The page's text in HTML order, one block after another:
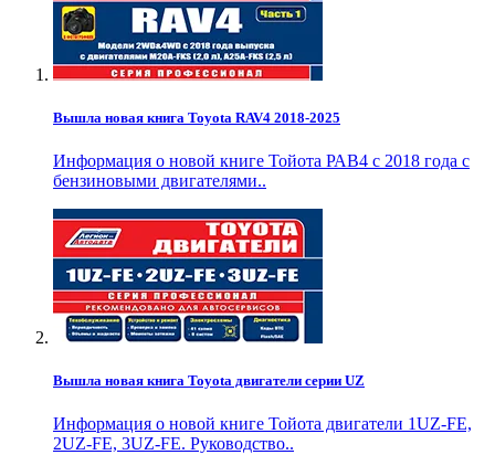
Вышла новая книга Toyota RAV4 2018-2025
Информация о новой книге Тойота РАВ4 с 2018 года с
бензиновыми двигателями..
Вышла новая книга Toyota двигатели серии UZ
Информация о новой книге Тойота двигатели 1UZ-FE,
2UZ-FE, 3UZ-FE. Руководство..